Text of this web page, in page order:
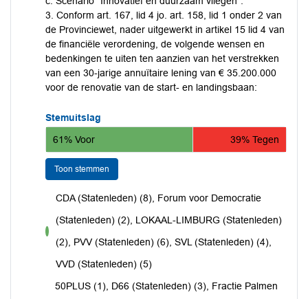
3. Conform art. 167, lid 4 jo. art. 158, lid 1 onder 2 van
de Provinciewet, nader uitgewerkt in artikel 15 lid 4 van
de financiële verordening, de volgende wensen en
bedenkingen te uiten ten aanzien van het verstrekken
van een 30-jarige annuïtaire lening van € 35.200.000
voor de renovatie van de start- en landingsbaan:
Stemuitslag
61% Voor
39% Tegen
Toon stemmen
voor
CDA (Statenleden) (8), Forum voor Democratie
(Statenleden) (2), LOKAAL-LIMBURG (Statenleden)
(2), PVV (Statenleden) (6), SVL (Statenleden) (4),
VVD (Statenleden) (5)
50PLUS (1), D66 (Statenleden) (3), Fractie Palmen